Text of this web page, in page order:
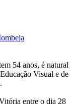
54 anos, é natural
Visual e de
entre o dia 28